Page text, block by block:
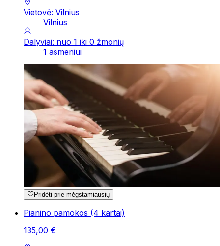
Vietovė: Vilnius
Vilnius
Dalyviai: nuo 1 iki 0 žmonių
1 asmeniui
Pridėti prie mėgstamiausių
Pianino pamokos (4 kartai)
135,00 €